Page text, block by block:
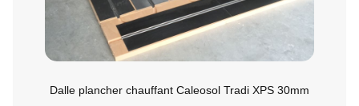
Dalle plancher chauffant Caleosol Tradi XPS 30mm